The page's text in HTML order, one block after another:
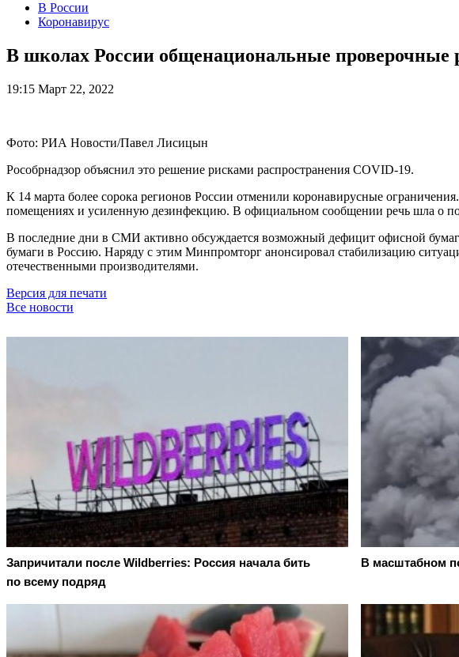
В России
Коронавирус
В школах России общенациональные проверочные
19:15 Март 22, 2022
Фото: РИА Новости/Павел Лисицын
Рособрнадзор объяснил это решение рисками распространения COVID-19.
К 14 марта более сорока регионов России отменили коронавирусные
помещениях и усиленную дезинфекцию. В официальном сообщении речь шла о
В последние дни в СМИ активно обсуждается возможный дефицит офисной
бумаги в Россию. Наряду с этим Минпромторг анонсировал стабилизацию
отечественными производителями.
Версия для печати
Все новости
Запричитали после Wildberries: Россия начала бить
по всему подряд
В масштабном